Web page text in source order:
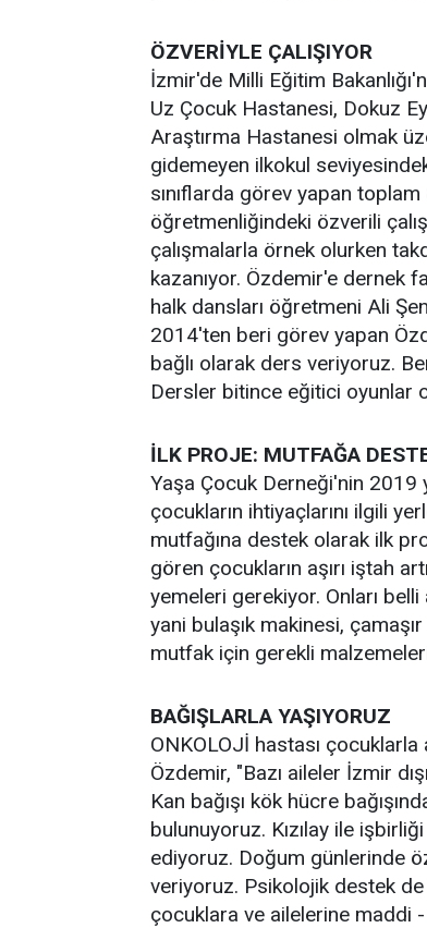
ÖZVERİYLE ÇALIŞIYOR
İzmir'de Milli Eğitim
Uz Çocuk Hastanesi, Dokuz
Araştırma Hastanesi olmak
gidemeyen ilkokul
sınıflarda görev yapan
öğretmenliğindeki özverili
çalışmalarla örnek olurken
kazanıyor. Özdemir'e dernek
halk dansları öğretmeni Ali
2014'ten beri görev yapan
bağlı olarak ders veriyoruz.
Dersler bitince eğitici oyunlar
İLK PROJE: MUTFAĞA
Yaşa Çocuk Derneği'nin 2019
çocukların ihtiyaçlarını ilgili
mutfağına destek olarak ilk
gören çocukların aşırı iştah
yemeleri gerekiyor. Onları
yani bulaşık makinesi,
mutfak için gerekli
BAĞIŞLARLA YAŞIYORUZ
ONKOLOJİ hastası çocuklarla
Özdemir, "Bazı aileler İzmir
Kan bağışı kök hücre
bulunuyoruz. Kızılay ile
ediyoruz. Doğum günlerinde
veriyoruz. Psikolojik destek
çocuklara ve ailelerine maddi